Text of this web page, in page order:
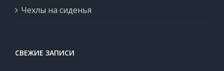
Чехлы на сиденья
СВЕЖИЕ ЗАПИСИ